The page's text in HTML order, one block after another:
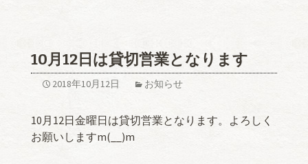
10月12日は貸切営業となります
2018年10月12日 お知らせ
10月12日金曜日は貸切営業となります。よろしく
お願いしますm(__)m